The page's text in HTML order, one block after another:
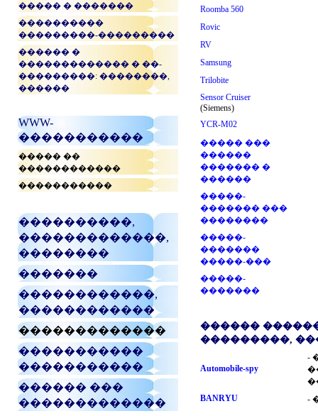
����� � �������
����������
���������-���������
������ �
������������� � ��-
���������: ��������,
������
WWW-
�����������
����� ��
������������
�����������
����������,
�������������,
��������
�������
������������,
������������
�������������
�����������
�����������
������ ���
�������������
Roomba 560
Rovic
RV
Samsung
Trilobite
Sensor Cruiser
(Siemens)
YCR-M02
����� ���
������
������� �
������
�����-
������� ���
��������
�����-
�������
�����-���
�����-
�������
������
���������,
Automobile-spy
-
BANRYU
-